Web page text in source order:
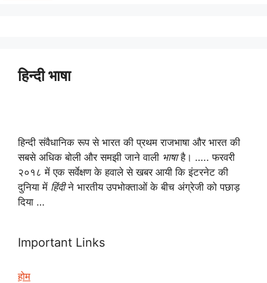
हिन्दी भाषा
हिन्दी संवैधानिक रूप से भारत की प्रथम राजभाषा और भारत की
सबसे अधिक बोली और समझी जाने वाली भाषाहै। ….. फरवरी
२०१८ में एक सर्वेक्षण के हवाले से खबर आयी कि इंटरनेट की
दुनिया में हिंदीने भारतीय उपभोक्ताओं के बीच अंग्रेजी को पछाड़
दिया …
Important Links
होम